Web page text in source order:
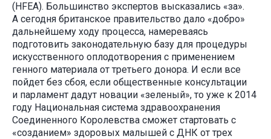
(HFEA). Большинство экспертов высказались «за».
А сегодня британское правительство дало «добро»
дальнейшему ходу процесса, намереваясь
подготовить законодательную базу для процедуры
искусственного оплодотворения с применением
генного материала от третьего донора. И если все
пойдет без сбоя, если общественные консультации
и парламент дадут новации «зеленый», то уже к 2014
году Национальная система здравоохранения
Соединенного Королевства сможет стартовать с
«созданием» здоровых малышей с ДНК от трех